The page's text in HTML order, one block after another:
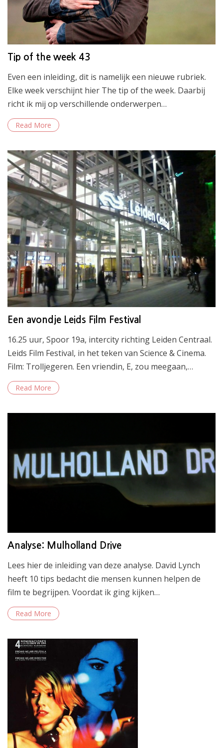
Tip of the week 43
Even een inleiding, dit is namelijk een nieuwe rubriek.
Elke week verschijnt hier The tip of the week. Daarbij
richt ik mij op verschillende onderwerpen…
Read More
Een avondje Leids Film Festival
16.25 uur, Spoor 19a, intercity richting Leiden Centraal.
Leids Film Festival, in het teken van Science & Cinema.
Film: Trolljegeren. Een vriendin, E, zou meegaan,…
Read More
Analyse: Mulholland Drive
Lees hier de inleiding van deze analyse. David Lynch
heeft 10 tips bedacht die mensen kunnen helpen de
film te begrijpen. Voordat ik ging kijken…
Read More